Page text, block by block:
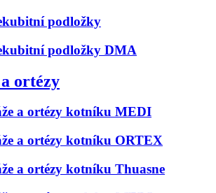
podložky
podložky DMA
ortézy
a ortézy kotníku MEDI
a ortézy kotníku ORTEX
a ortézy kotníku Thuasne